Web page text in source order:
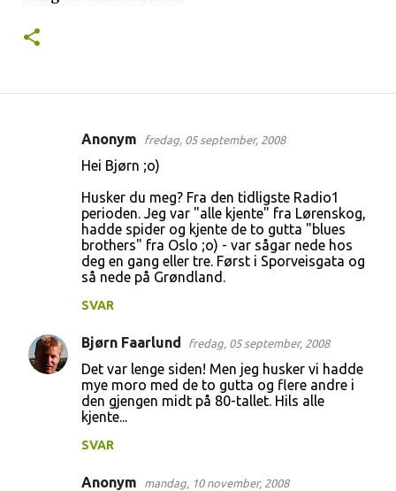
r
e
Anonym fredag, 05 september, 2008
Hei Bjørn ;o)
Husker du meg? Fra den tidligste Radio1
perioden. Jeg var "alle kjente" fra Lørenskog,
hadde spider og kjente de to gutta "blues
brothers" fra Oslo ;o) - var sågar nede hos
deg en gang eller tre. Først i Sporveisgata og
så nede på Grøndland.
SVAR
Bjørn Faarlund fredag, 05 september, 2008
Det var lenge siden! Men jeg husker vi hadde
mye moro med de to gutta og flere andre i
den gjengen midt på 80-tallet. Hils alle
kjente...
SVAR
Anonym mandag, 10 november, 2008